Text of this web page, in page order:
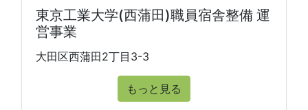
東京工業大学(西蒲田)職員宿舎整備 運
営事業
大田区西蒲田2丁目3-3
もっと見る